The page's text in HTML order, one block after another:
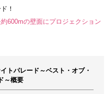
！
600mの壁面にプロジェクション
トパレード～ベスト・オブ・
～概要